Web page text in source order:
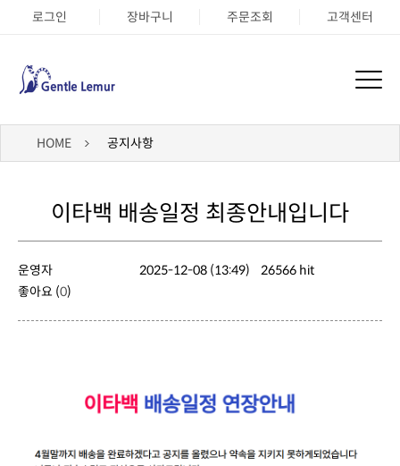
로그인 장바구니 주문조회 고객센터
HOME 공지사항
이타백 배송일정 최종안내입니다
운영자 2025-12-08 (13:49)
26566 hit
좋아요 (0)